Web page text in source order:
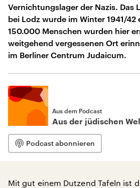
Vernichtungslager der Nazis. Das
bei Lodz wurde im Winter 1941/
150.000 Menschen wurden hier
weitgehend vergessenen Ort
im Berliner Centrum Judaicum.
Aus dem Podcast
Aus der jüdischen
Podcast abonnieren
Mit gut einem Dutzend Tafeln ist